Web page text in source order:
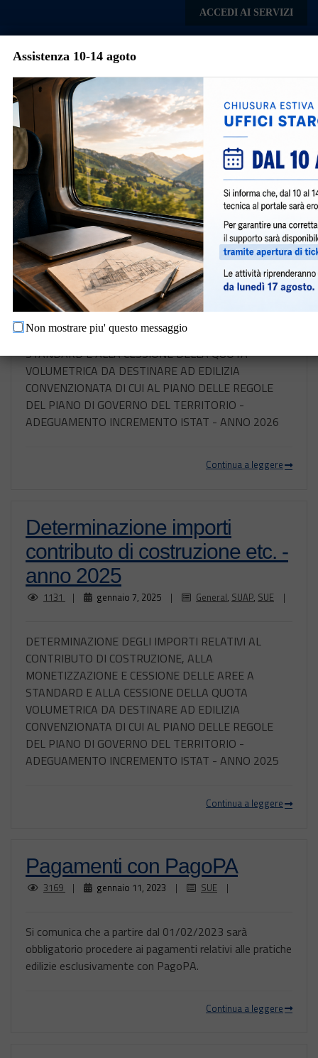
ACCEDI AI SERVIZI
Menu
Avvisi e Notizie
Determinazione importi
contributo di costruzione etc. -
anno 2026
411 | gennaio 8, 2026 | General,SUAP,SUE |
DETERMINAZIONE DEGLI IMPORTI RELATIVI AL
CONTRIBUTO DI COSTRUZIONE, ALLA
MONETIZZAZIONE E CESSIONE DELLE AREE A
STANDARD E ALLA CESSIONE DELLA QUOTA
VOLUMETRICA DA DESTINARE AD EDILIZIA
CONVENZIONATA DI CUI AL PIANO DELLE REGOLE
DEL PIANO DI GOVERNO DEL TERRITORIO -
ADEGUAMENTO INCREMENTO ISTAT - ANNO 2026
Continua a leggere
Determinazione importi
contributo di costruzione etc. -
anno 2025
1131 | gennaio 7, 2025 | General, SUAP, SUE |
DETERMINAZIONE DEGLI IMPORTI RELATIVI AL
CONTRIBUTO DI COSTRUZIONE, ALLA
MONETIZZAZIONE E CESSIONE DELLE AREE A
STANDARD E ALLA CESSIONE DELLA QUOTA
VOLUMETRICA DA DESTINARE AD EDILIZIA
CONVENZIONATA DI CUI AL PIANO DELLE REGOLE
DEL PIANO DI GOVERNO DEL TERRITORIO -
ADEGUAMENTO INCREMENTO ISTAT - ANNO 2025
Continua a leggere
Pagamenti con PagoPA
3169 | gennaio 11, 2023 | SUE |
Si comunica che a partire dal 01/02/2023 sarà
obbligatorio procedere ai pagamenti relativi alle pratiche
edilizie esclusivamente con PagoPA.
Continua a leggere
Assistenza 10-14 agoto
Non mostrare piu' questo messaggio